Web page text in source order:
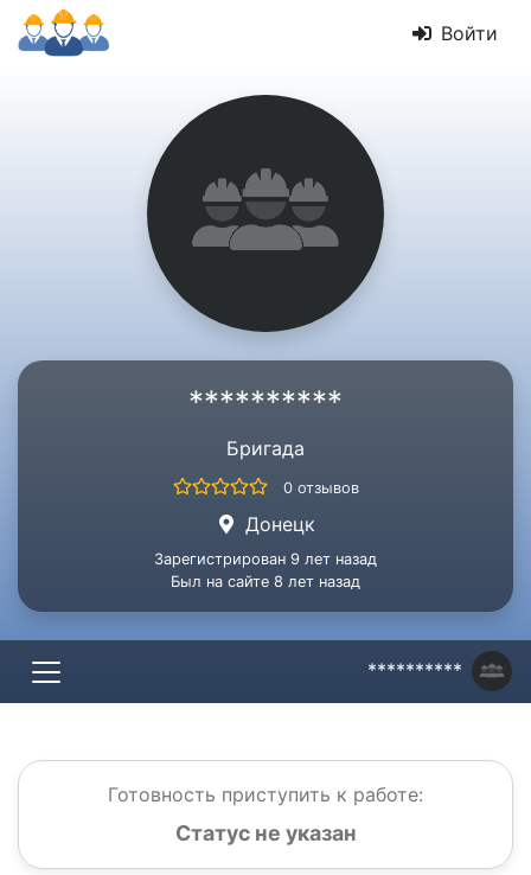
Войти
**********
Бригада
0 отзывов
Донецк
Зарегистрирован 9 лет назад
Был на сайте 8 лет назад
**********
Готовность приступить к работе:
Статус не указан